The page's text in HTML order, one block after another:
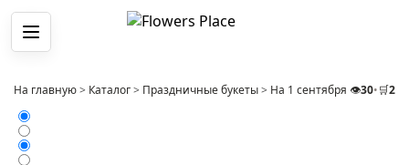
Меню
На главную> Каталог> Праздничные букеты> На 1 сентября >Букет 9
👁️30•🛒2